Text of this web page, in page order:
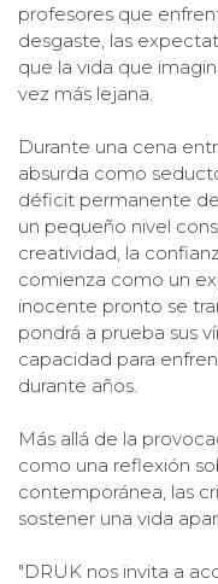
profesores que
desgaste, las
que la vida que
vez más lejana.
Durante una cena
absurda como
déficit permanente
un pequeño nivel
creatividad, la
comienza como un
inocente pronto se
pondrá a prueba sus
capacidad para
durante años.
Más allá de la
como una reflexión
contemporánea, las
sostener una vida
"DRUK nos invita a